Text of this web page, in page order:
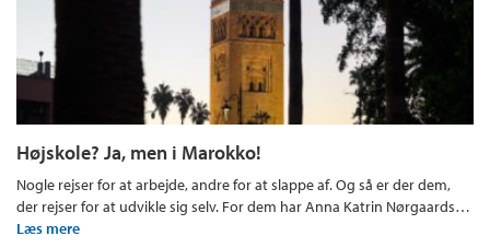
Højskole? Ja, men i Marokko!
Nogle rejser for at arbejde, andre for at slappe af. Og så er der dem,
der rejser for at udvikle sig selv. For dem har Anna Katrin Nørgaards…
Læs mere